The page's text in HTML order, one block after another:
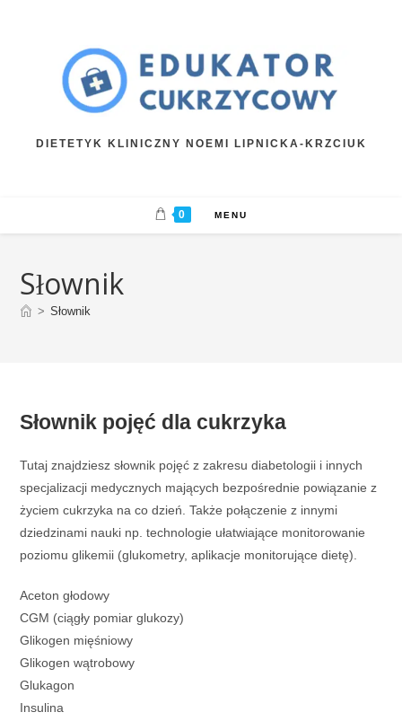
DIETETYK KLINICZNY NOEMI LIPNICKA-KRZCIUK
0 MENU
Słownik
> Słownik
Słownik pojęć dla cukrzyka
Tutaj znajdziesz słownik pojęć z zakresu diabetologii i innych
specjalizacji medycznych mających bezpośrednie powiązanie z
życiem cukrzyka na co dzień. Także połączenie z innymi
dziedzinami nauki np. technologie ułatwiające monitorowanie
poziomu glikemii (glukometry, aplikacje monitorujące dietę).
Aceton głodowy
CGM (ciągły pomiar glukozy)
Glikogen mięśniowy
Glikogen wątrobowy
Glukagon
Insulina